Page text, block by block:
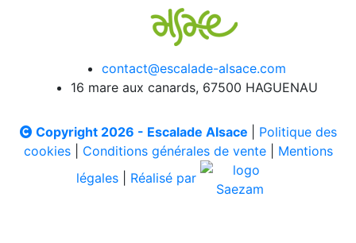
contact@escalade-alsace.com
16 mare aux canards, 67500 HAGUENAU
Copyright 2026 - Escalade Alsace
Politique des
cookies| Conditions générales de vente| Mentions
légales
Réalisé par